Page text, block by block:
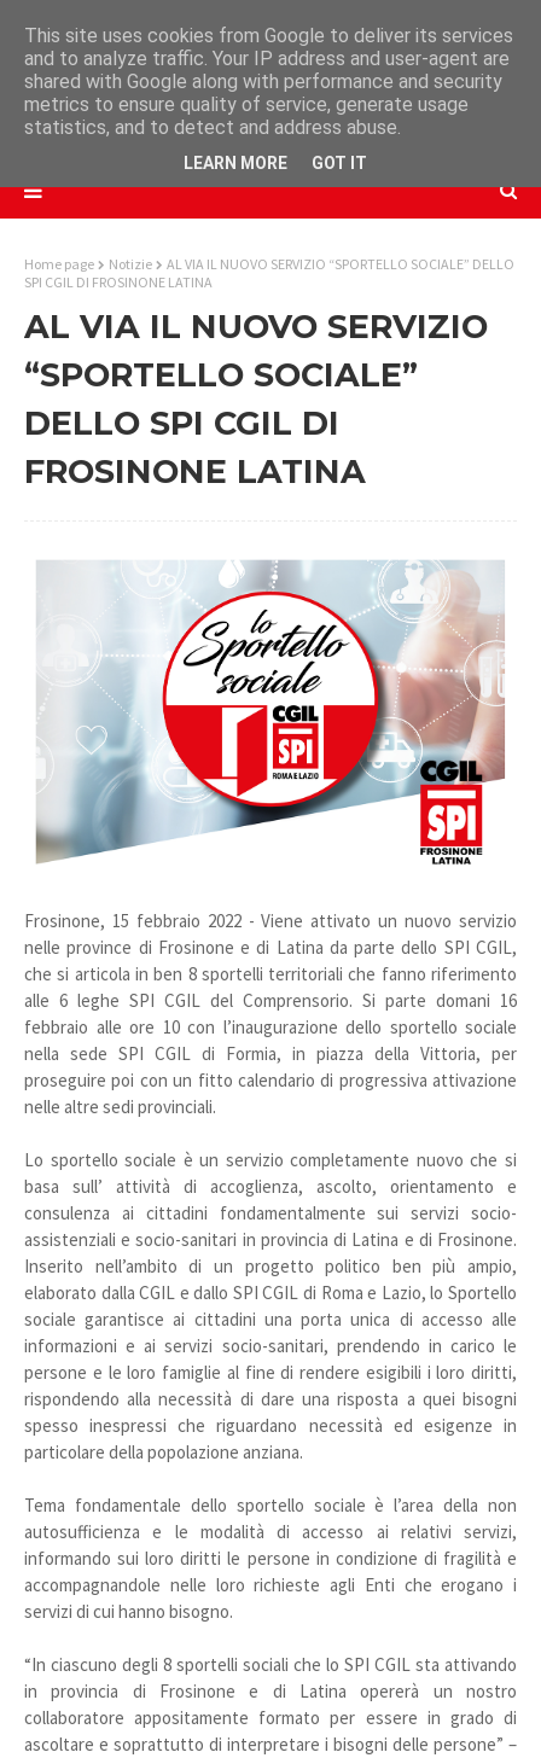
Home page Notizie
AL VIA IL NUOVO SERVIZIO “SPORTELLO SOCIALE” DELLO
SPI CGIL DI FROSINONE LATINA
AL VIA IL NUOVO SERVIZIO
“SPORTELLO SOCIALE”
DELLO SPI CGIL DI
FROSINONE LATINA
Frosinone, 15 febbraio 2022 - Viene attivato un nuovo servizio
nelle province di Frosinone e di Latina da parte dello SPI CGIL,
che si articola in ben 8 sportelli territoriali che fanno riferimento
alle 6 leghe SPI CGIL del Comprensorio. Si parte domani 16
febbraio alle ore 10 con l’inaugurazione dello sportello sociale
nella sede SPI CGIL di Formia, in piazza della Vittoria, per
proseguire poi con un fitto calendario di progressiva attivazione
nelle altre sedi provinciali.
Lo sportello sociale è un servizio completamente nuovo che si
basa sull’ attività di accoglienza, ascolto, orientamento e
consulenza ai cittadini fondamentalmente sui servizi socio-
assistenziali e socio-sanitari in provincia di Latina e di Frosinone.
Inserito nell’ambito di un progetto politico ben più ampio,
elaborato dalla CGIL e dallo SPI CGIL di Roma e Lazio, lo Sportello
sociale garantisce ai cittadini una porta unica di accesso alle
informazioni e ai servizi socio-sanitari, prendendo in carico le
persone e le loro famiglie al fine di rendere esigibili i loro diritti,
rispondendo alla necessità di dare una risposta a quei bisogni
spesso inespressi che riguardano necessità ed esigenze in
particolare della popolazione anziana.
Tema fondamentale dello sportello sociale è l’area della non
autosufficienza e le modalità di accesso ai relativi servizi,
informando sui loro diritti le persone in condizione di fragilità e
accompagnandole nelle loro richieste agli Enti che erogano i
servizi di cui hanno bisogno.
“In ciascuno degli 8 sportelli sociali che lo SPI CGIL sta attivando
in provincia di Frosinone e di Latina opererà un nostro
collaboratore appositamente formato per essere in grado di
ascoltare e soprattutto di interpretare i bisogni delle persone” –
This site uses cookies from Google to deliver its services
and to analyze traffic. Your IP address and user-agent are
shared with Google along with performance and security
metrics to ensure quality of service, generate usage
statistics, and to detect and address abuse.
LEARN MORE GOT IT